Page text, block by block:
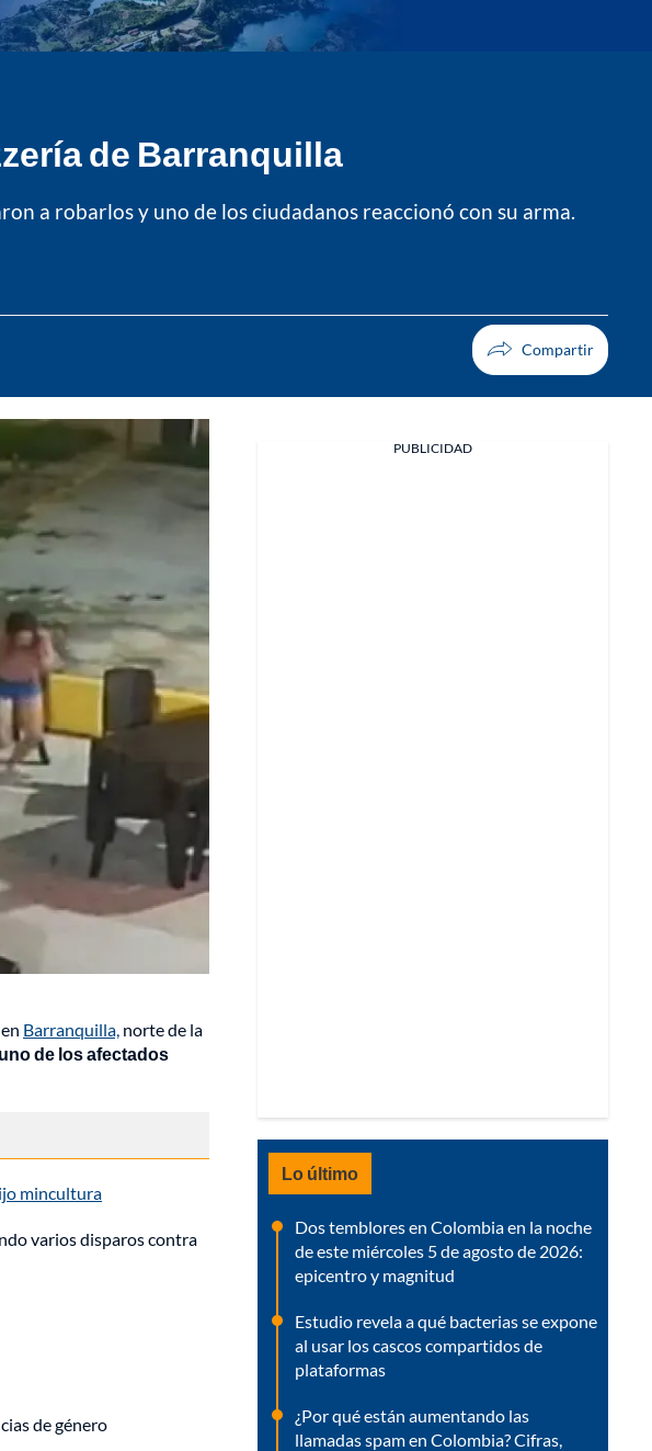
de Barranquilla
a robarlos y uno de los ciudadanos reaccionó con su arma.
Barranquilla, norte de la
de los afectados
mincultura
varios disparos contra
de género
PUBLICIDAD
Lo último
Dos temblores en Colombia en la noche
de este miércoles 5 de agosto de 2026:
epicentro y magnitud
Estudio revela a qué bacterias se expone
al usar los cascos compartidos de
plataformas
¿Por qué están aumentando las
llamadas spam en Colombia? Cifras,